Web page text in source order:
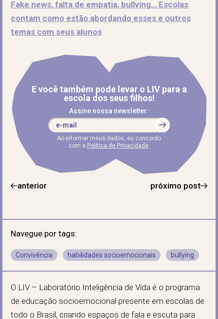
Fake news, falta de empatia, bullying… Escolas
contam como estão abordando esses e outros
temas com seus alunos
E você também pode levar o LIV para a
escola dos seus filhos!
Assine nossa newsletter:
Ao informar meus dados, eu concordo
com a Política de Privacidade.
anterior próximo post
Navegue por tags:
Convivência habilidades socioemocionais bullying
O LIV – Laboratório Inteligência de Vida é o programa
de educação socioemocional presente em escolas de
todo o Brasil, criando espaços de fala e escuta para